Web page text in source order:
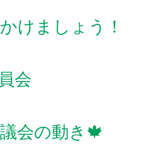
けましょう！
会
会の動き🍁